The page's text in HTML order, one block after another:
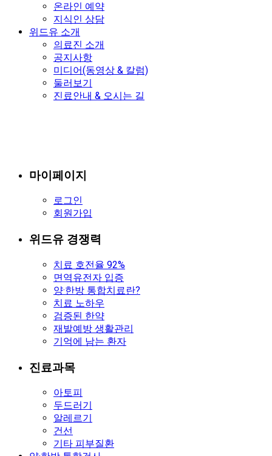
온라인 예약
지식인 상담
위드유 소개
의료진 소개
공지사항
미디어(동영상 & 칼럼)
둘러보기
진료안내 & 오시는 길
마이페이지
로그인
회원가입
위드유 경쟁력
치료 호전율 92%
면역유전자 입증
양·한방 통합치료란?
치료 노하우
검증된 한약
재발예방 생활관리
기억에 남는 환자
진료과목
아토피
두드러기
알레르기
건선
기타 피부질환